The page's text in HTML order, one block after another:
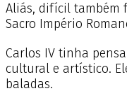
Aliás, difícil também
Sacro Império
Carlos IV tinha
cultural e artístico.
baladas.